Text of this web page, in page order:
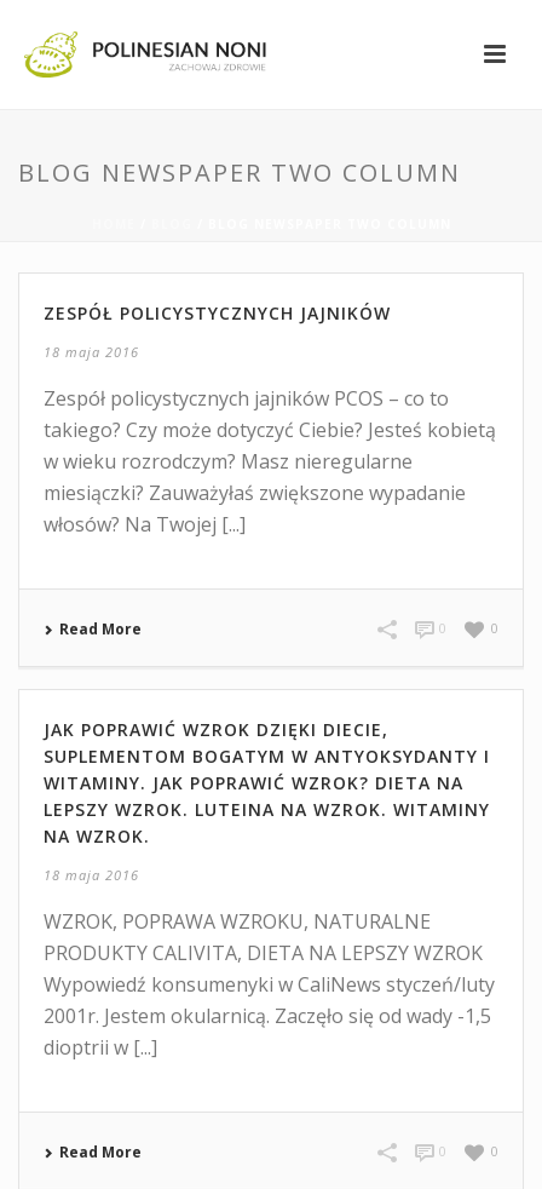
BLOG NEWSPAPER TWO COLUMN
ZESPÓŁ POLICYSTYCZNYCH JAJNIKÓW
18 maja 2016
Zespół policystycznych jajników PCOS – co to
takiego? Czy może dotyczyć Ciebie? Jesteś kobietą
w wieku rozrodczym? Masz nieregularne
miesiączki? Zauważyłaś zwiększone wypadanie
włosów? Na Twojej [...]
Read More 0
0
JAK POPRAWIĆ WZROK DZIĘKI DIECIE,
SUPLEMENTOM BOGATYM W ANTYOKSYDANTY I
WITAMINY. JAK POPRAWIĆ WZROK? DIETA NA
LEPSZY WZROK. LUTEINA NA WZROK. WITAMINY
NA WZROK.
18 maja 2016
WZROK, POPRAWA WZROKU, NATURALNE
PRODUKTY CALIVITA, DIETA NA LEPSZY WZROK
Wypowiedź konsumenyki w CaliNews styczeń/luty
2001r. Jestem okularnicą. Zaczęło się od wady -1,5
dioptrii w [...]
Read More 0
0